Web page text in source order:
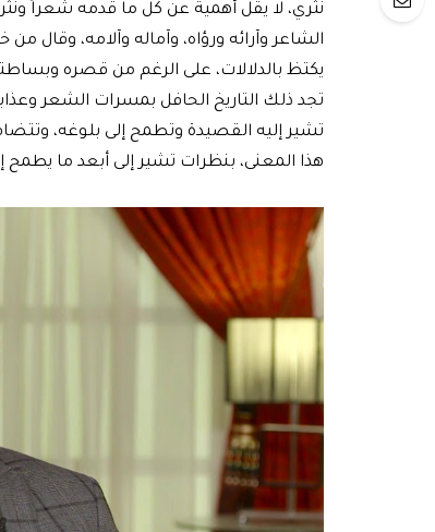
نثري، لا يقل أهمية عن كل ما قدمه شعراً
الشاعر وآرائه ورؤاه، وآماله وآلامه، وقال
يكتظ بالدلالات، على الرغم من قصره
تجد ذلك التاريخ الحافل بمسرات الشعر
تشير إليه القصيدة وتطمح إلى بلوغه،
هذا المعنى، بنظرات تشير إلى أبعد ما يطمح